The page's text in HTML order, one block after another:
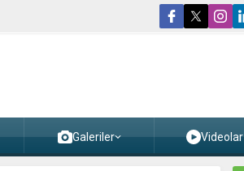
Galeriler Videolar